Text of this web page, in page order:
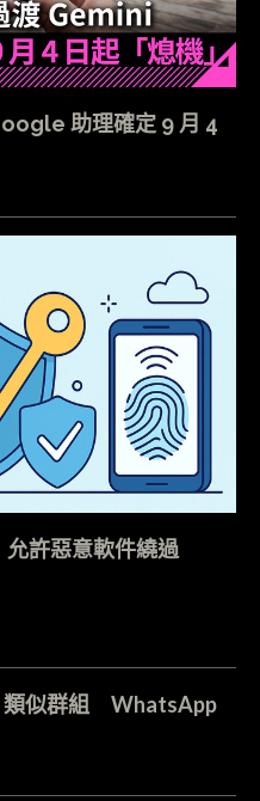
助理確定 9 月 4
許惡意軟件繞過
類似群組 WhatsApp